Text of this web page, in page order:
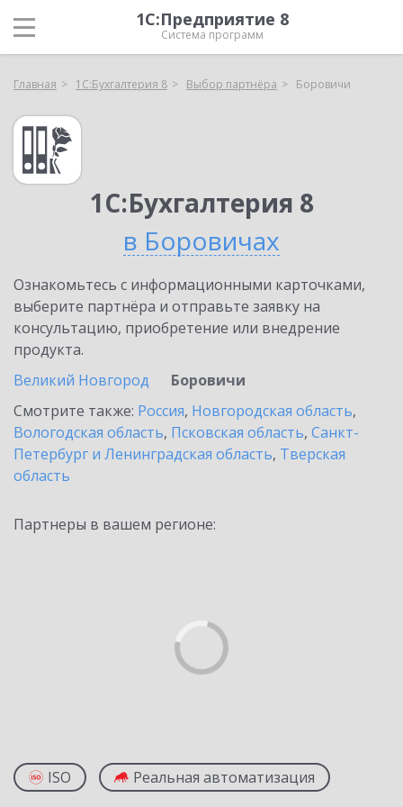
1С:Предприятие 8
Система программ
Главная 1С:Бухгалтерия 8 Выбор партнёра Боровичи
1С:Бухгалтерия 8
в Боровичах
Ознакомьтесь с информационными карточками,
выберите партнёра и отправьте заявку на
консультацию, приобретение или внедрение
продукта.
Великий Новгород
Боровичи
Смотрите также: Россия, Новгородская область,
Вологодская область, Псковская область, Санкт-
Петербург и Ленинградская область, Тверская
область
Партнеры в вашем регионе:
ISO Реальная автоматизация